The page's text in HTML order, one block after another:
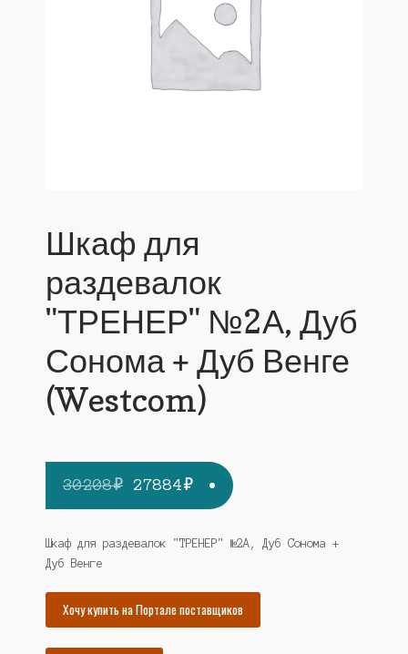
Шкаф для
раздевалок
"ТРЕНЕР" №2А, Дуб
Сонома + Дуб Венге
(Westcom)
30208₽ Первоначальная
цена
составляла
27884₽Текущая
цена:
27884₽.
Шкаф для раздевалок "ТРЕНЕР" №2А, Дуб Сонома +
Дуб Венге
Хочу купить на Портале поставщиков